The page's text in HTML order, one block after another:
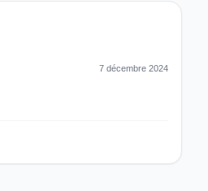
7 décembre 2024